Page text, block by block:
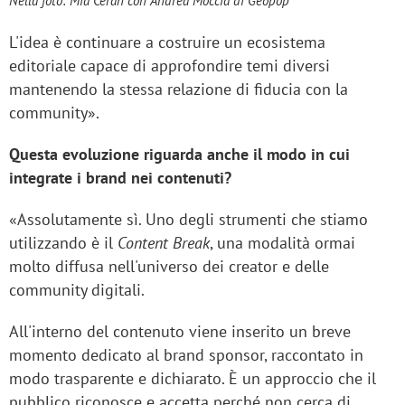
L'idea è continuare a costruire un ecosistema
editoriale capace di approfondire temi diversi
mantenendo la stessa relazione di fiducia con la
community».
Questa evoluzione riguarda anche il modo in cui
integrate i brand nei contenuti?
«Assolutamente sì. Uno degli strumenti che stiamo
utilizzando è il Content Break, una modalità ormai
molto diffusa nell'universo dei creator e delle
community digitali.
All'interno del contenuto viene inserito un breve
momento dedicato al brand sponsor, raccontato in
modo trasparente e dichiarato. È un approccio che il